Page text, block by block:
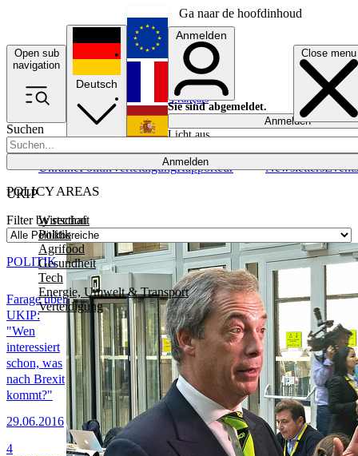
Ga naar de hoofdinhoud
Open sub
navigation
Close menu
Suchen
Anmelden
POLICY AREAS
Wirtschaft
Politik
Agrifood
Gesundheit
Tech
Energie, Umwelt & Transport
Verteidigung
UkrainePolitikVerteidigungRapporteur NewslettersEvents
Deutsch
English
Français
Anmelden
Sie sind abgemeldet.
Anmelden
Licht aus
UKIP
Filter by section
Farage über
UKIP:
"Wen
interessiert
schon, was
nach Brexit
kommt?"
29.06.2016
POLITIK
4